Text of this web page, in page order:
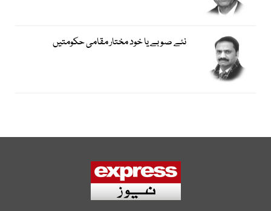
نئے صوبے یا خود مختار مقامی حکومتیں